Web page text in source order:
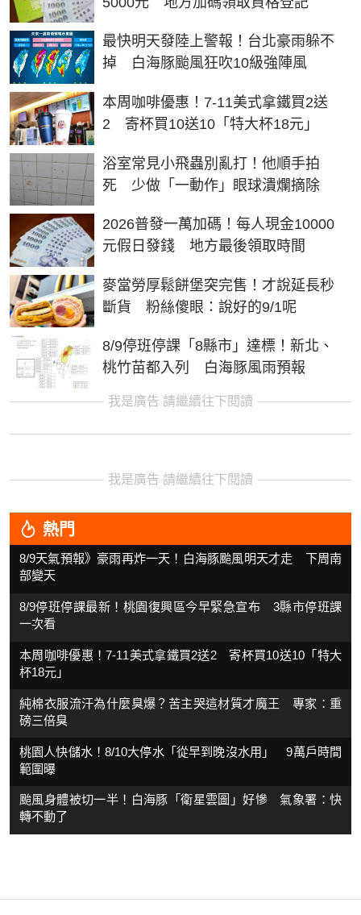
最快明天發陸上警報！台北豪雨躲不
掉 白海豚颱風狂吹10級強陣風
本周咖啡優惠！7-11美式拿鐵買2送
2 寄杯買10送10「特大杯18元」
浴室常見小飛蟲別亂打！他順手拍
死 少做「一動作」眼球潰爛摘除
2026普發一萬加碼！每人現金10000
元假日發錢 地方最後領取時間
麥當勞厚鬆餅堡突完售！才說延長秒
斷貨 粉絲傻眼：說好的9/1呢
8/9停班停課「8縣市」達標！新北、
桃竹苗都入列 白海豚風雨預報
我是廣告 請繼續往下閱讀
我是廣告 請繼續往下閱讀
熱門
8/9天氣預報》豪雨再炸一天！白海豚颱風明天才走 下周南
部變天
8/9停班停課最新！桃園復興區今早緊急宣布 3縣市停班課
一次看
本周咖啡優惠！7-11美式拿鐵買2送2 寄杯買10送10「特大
杯18元」
純棉衣服流汗為什麼臭爆？苦主哭這材質才魔王 專家：重
磅三倍臭
桃園人快儲水！8/10大停水「從早到晚沒水用」 9萬戶時間
範圍曝
颱風身體被切一半！白海豚「衛星雲圖」好慘 氣象署：快
轉不動了